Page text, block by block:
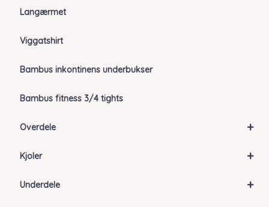
Langærmet
Viggatshirt
Bambus inkontinens underbukser
Bambus fitness 3/4 tights
+
Overdele
+
Kjoler
+
Underdele